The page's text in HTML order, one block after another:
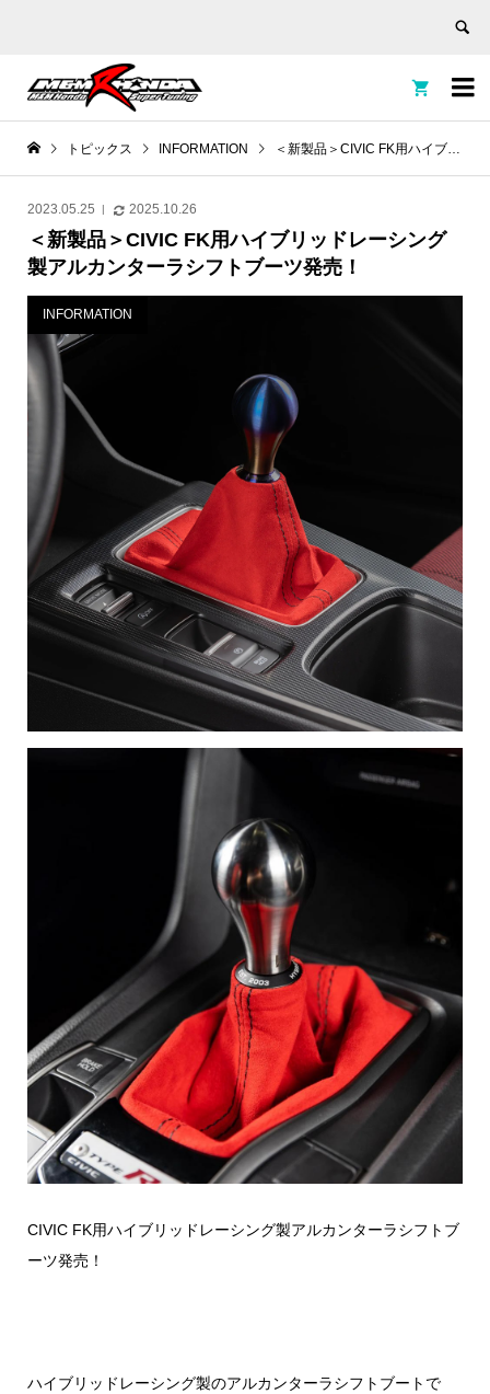


トピックス INFORMATION ＜新製品＞CIVIC FK用ハイブリッドレーシング製アルカンターラシフトブーツ発売！
2023.05.25 2025.10.26
＜新製品＞CIVIC FK用ハイブリッドレーシング
製アルカンターラシフトブーツ発売！
INFORMATION
CIVIC FK用ハイブリッドレーシング製アルカンターラシフトブ
ーツ発売！
ハイブリッドレーシング製のアルカンターラシフトブートで